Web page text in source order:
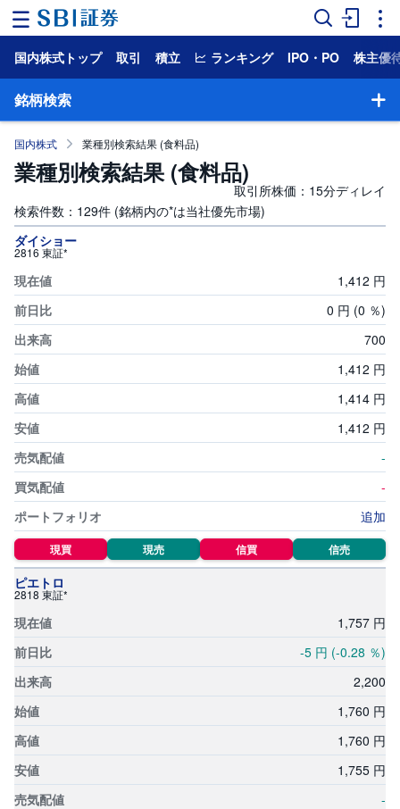
ー
ム
マ
ー
ケ
ッ
ト
NISA
国
内
株
式
外
国
株
式
投
資
信
託
債
券
FX
お
ま
か
せ
投
資
PICK
UP
S
BI
株
オ
プ
シ
ョ
ン
国内株式トップ 取引 積立 ランキング IPO・PO 株主優
銘柄検索
銘柄検索
株主優待検索
一般信用売り銘柄一覧
HYPER空売り銘柄一覧
銘柄スクリーニング
チャート形状銘柄検索
貸株サービス適用金利一覧
ETF・ETN取扱銘柄一覧
REIT(不動産投資信託)取扱銘柄一覧
テーマ投資一覧
積立ランキング
国内株式 業種別検索結果 (食料品)
業種別検索結果 (食料品)
取引所株価：15分ディレイ
検索件数：129件 (銘柄内の*は当社優先市場)
ダイショー
2816 東証*
1,412 円
0 円 (0 ％)
700
1,412 円
1,414 円
1,412 円
-
-
追加
現買 現売 信買 信売
ピエトロ
2818 東証*
1,757 円
-5 円 (-0.28 ％)
2,200
1,760 円
1,760 円
1,755 円
-